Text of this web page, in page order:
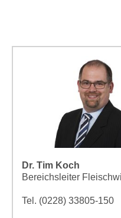
Dr. Tim Koch
Bereichsleiter
Tel. (0228) 33805-150